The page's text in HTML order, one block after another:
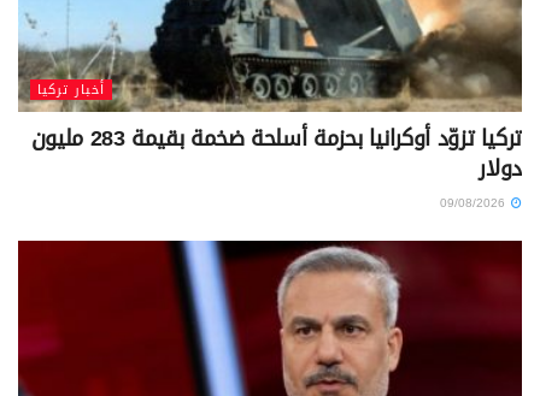
أخبار تركيا
تركيا تزوّد أوكرانيا بحزمة أسلحة ضخمة بقيمة 283 مليون
دولار